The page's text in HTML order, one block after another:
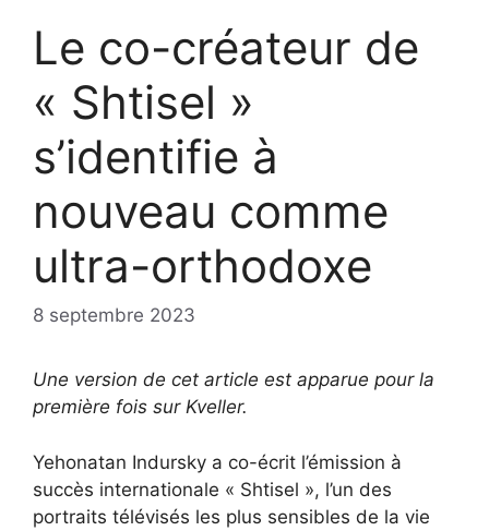
Le co-créateur de
« Shtisel »
s’identifie à
nouveau comme
ultra-orthodoxe
8 septembre 2023
Une version de cet article est apparue pour la
première fois sur Kveller.
Yehonatan Indursky a co-écrit l’émission à
succès internationale « Shtisel », l’un des
portraits télévisés les plus sensibles de la vie